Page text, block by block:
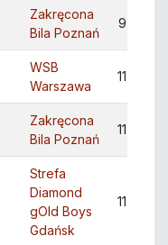
Zakręcona
Bila Poznań
9
WSB
Warszawa
11
Zakręcona
Bila Poznań
11
Strefa
Diamond
gOld Boys
Gdańsk
11